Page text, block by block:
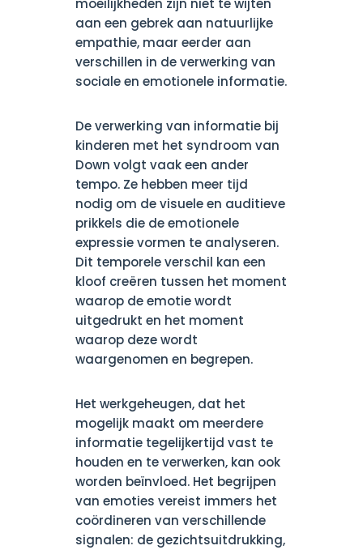
moeilijkheden zijn niet te wijten
aan een gebrek aan natuurlijke
empathie, maar eerder aan
verschillen in de verwerking van
sociale en emotionele informatie.
De verwerking van informatie bij
kinderen met het syndroom van
Down volgt vaak een ander
tempo. Ze hebben meer tijd
nodig om de visuele en auditieve
prikkels die de emotionele
expressie vormen te analyseren.
Dit temporele verschil kan een
kloof creëren tussen het moment
waarop de emotie wordt
uitgedrukt en het moment
waarop deze wordt
waargenomen en begrepen.
Het werkgeheugen, dat het
mogelijk maakt om meerdere
informatie tegelijkertijd vast te
houden en te verwerken, kan ook
worden beïnvloed. Het begrijpen
van emoties vereist immers het
coördineren van verschillende
signalen: de gezichtsuitdrukking,